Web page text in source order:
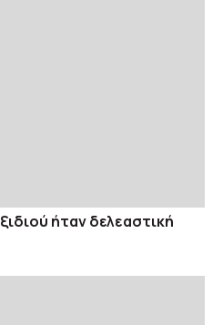
ήταν δελεαστική